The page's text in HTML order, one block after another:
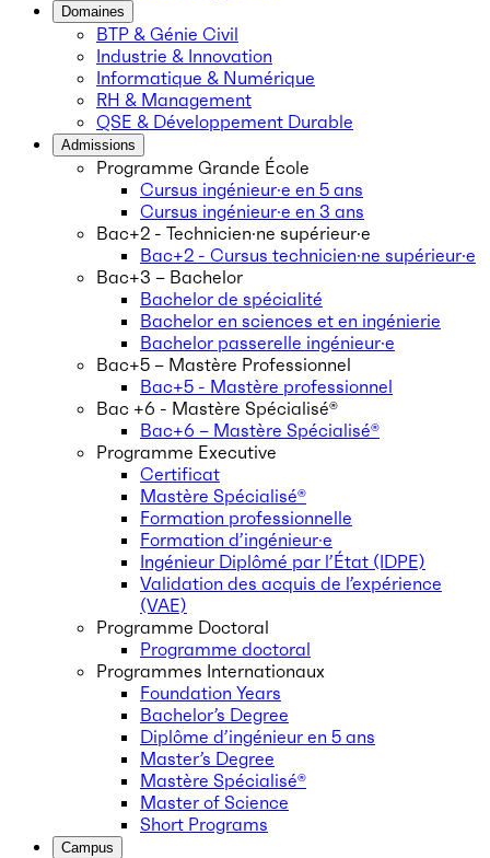
Domaines
BTP & Génie Civil
Industrie & Innovation
Informatique & Numérique
RH & Management
QSE & Développement Durable
Admissions
Programme Grande École
Cursus ingénieur·e en 5 ans
Cursus ingénieur·e en 3 ans
Bac+2 - Technicien·ne supérieur·e
Bac+2 - Cursus technicien·ne supérieur·e
Bac+3 – Bachelor
Bachelor de spécialité
Bachelor en sciences et en ingénierie
Bachelor passerelle ingénieur·e
Bac+5 – Mastère Professionnel
Bac+5 - Mastère professionnel
Bac +6 - Mastère Spécialisé®
Bac+6 – Mastère Spécialisé®
Programme Executive
Certificat
Mastère Spécialisé®
Formation professionnelle
Formation d’ingénieur·e
Ingénieur Diplômé par l’État (IDPE)
Validation des acquis de l’expérience
(VAE)
Programme Doctoral
Programme doctoral
Programmes Internationaux
Foundation Years
Bachelor’s Degree
Diplôme d’ingénieur en 5 ans
Master’s Degree
Mastère Spécialisé®
Master of Science
Short Programs
Campus